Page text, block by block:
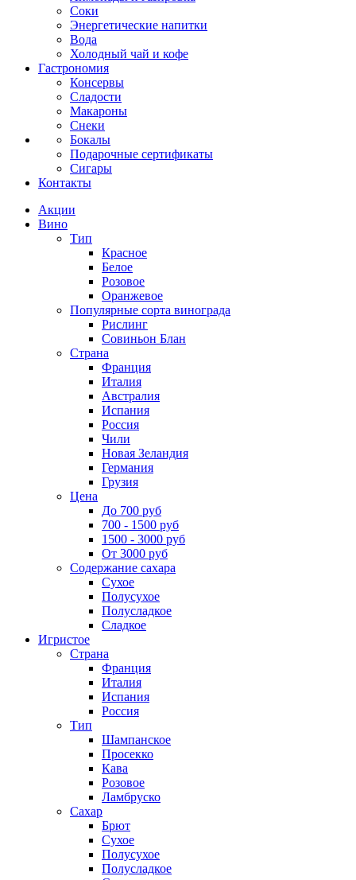
Соки
Энергетические напитки
Вода
Холодный чай и кофе
Гастрономия
Консервы
Сладости
Макароны
Снеки
Бокалы
Подарочные сертификаты
Сигары
Контакты
Акции
Вино
Тип
Красное
Белое
Розовое
Оранжевое
Популярные сорта винограда
Рислинг
Совиньон Блан
Страна
Франция
Италия
Австралия
Испания
Россия
Чили
Новая Зеландия
Германия
Грузия
Цена
До 700 руб
700 - 1500 руб
1500 - 3000 руб
От 3000 руб
Содержание сахара
Сухое
Полусухое
Полусладкое
Сладкое
Игристое
Страна
Франция
Италия
Испания
Россия
Тип
Шампанское
Просекко
Кава
Розовое
Ламбруско
Сахар
Брют
Сухое
Полусухое
Полусладкое